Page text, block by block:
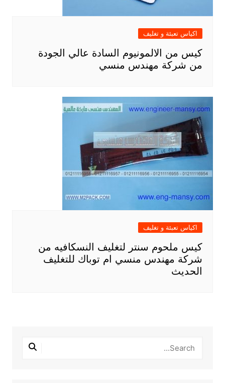
اكياس تعبئة و تغليف
كيس من الالمونيوم السادة عالي الجودة
من شركة مهندس منسي
اكياس تعبئة و تغليف
كيس ملحوم سنتر لتغليف النسكافيه من
شركة مهندس منسي ام توباك للتغليف
الحديث